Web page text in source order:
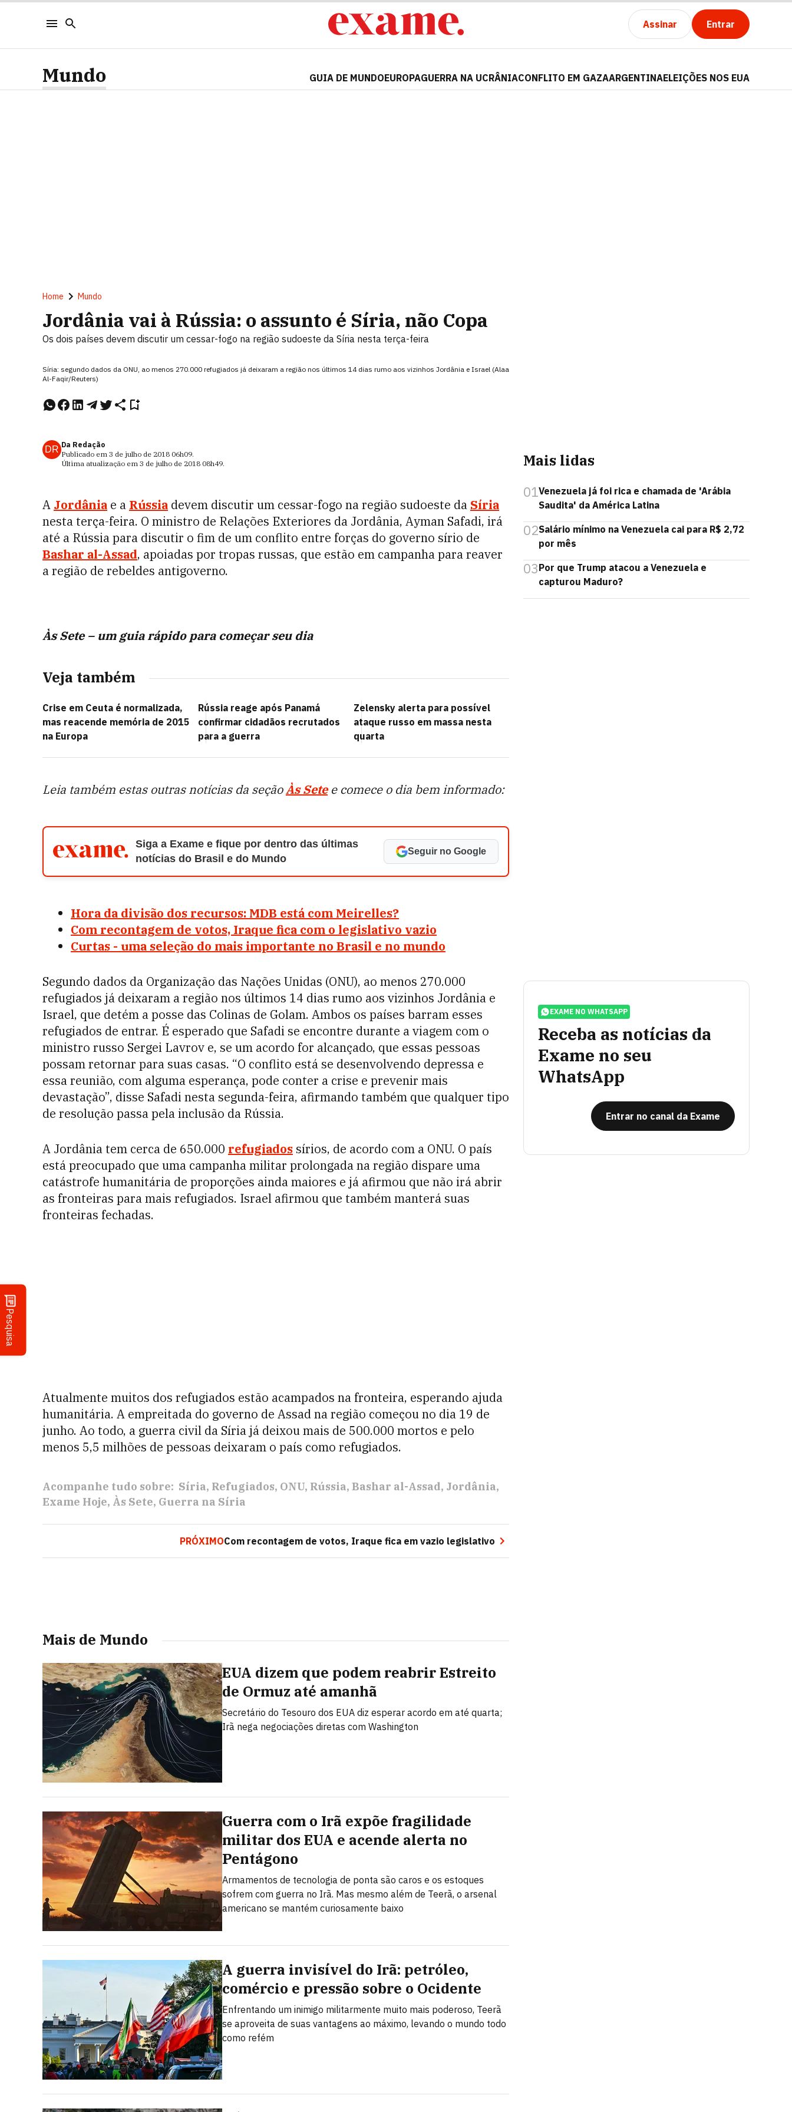
Assinar Entrar
Pesquisa
Mundo GUIA DE MUNDOEUROPAGUERRA NA UCRÂNIACONFLITO EM GAZAARGENTINAELEIÇÕES NOS EUA
Home Mundo
Jordânia vai à Rússia: o assunto é Síria, não Copa
Os dois países devem discutir um cessar-fogo na região sudoeste da Síria nesta terça-feira
Síria: segundo dados da ONU, ao menos 270.000 refugiados já deixaram a região nos últimos 14 dias rumo aos vizinhos Jordânia e Israel (Alaa
Al-Faqir/Reuters)
DR Da Redação
Publicado em 3 de julho de 2018 06h09.
Última atualização em 3 de julho de 2018 08h49.
A Jordânia e a Rússia devem discutir um cessar-fogo na região sudoeste da Síria
nesta terça-feira. O ministro de Relações Exteriores da Jordânia, Ayman Safadi, irá
até a Rússia para discutir o fim de um conflito entre forças do governo sírio de
Bashar al-Assad, apoiadas por tropas russas, que estão em campanha para reaver
a região de rebeldes antigoverno.
Às Sete – um guia rápido para começar seu dia
Veja também
Crise em Ceuta é normalizada,
mas reacende memória de 2015
na Europa
Rússia reage após Panamá
confirmar cidadãos recrutados
para a guerra
Zelensky alerta para possível
ataque russo em massa nesta
quarta
Leia também estas outras notícias da seçãoÀs Setee comece o dia bem informado:
Siga a Exame e fique por dentro das últimas
notícias do Brasil e do Mundo
Seguir no Google
Hora da divisão dos recursos: MDB está com Meirelles?
Com recontagem de votos, Iraque fica com o legislativo vazio
Curtas - uma seleção do mais importante no Brasil e no mundo
Segundo dados da Organização das Nações Unidas (ONU), ao menos 270.000
refugiados já deixaram a região nos últimos 14 dias rumo aos vizinhos Jordânia e
Israel, que detém a posse das Colinas de Golam. Ambos os países barram esses
refugiados de entrar. É esperado que Safadi se encontre durante a viagem com o
ministro russo Sergei Lavrov e, se um acordo for alcançado, que essas pessoas
possam retornar para suas casas. “O conflito está se desenvolvendo depressa e
essa reunião, com alguma esperança, pode conter a crise e prevenir mais
devastação”, disse Safadi nesta segunda-feira, afirmando também que qualquer tipo
de resolução passa pela inclusão da Rússia.
A Jordânia tem cerca de 650.000 refugiados sírios, de acordo com a ONU. O país
está preocupado que uma campanha militar prolongada na região dispare uma
catástrofe humanitária de proporções ainda maiores e já afirmou que não irá abrir
as fronteiras para mais refugiados. Israel afirmou que também manterá suas
fronteiras fechadas.
Atualmente muitos dos refugiados estão acampados na fronteira, esperando ajuda
humanitária. A empreitada do governo de Assad na região começou no dia 19 de
junho. Ao todo, a guerra civil da Síria já deixou mais de 500.000 mortos e pelo
menos 5,5 milhões de pessoas deixaram o país como refugiados.
Acompanhe tudo sobre: Síria Refugiados ONU Rússia Bashar al-Assad Jordânia
Exame Hoje Às Sete Guerra na Síria
PRÓXIMOCom recontagem de votos, Iraque fica em vazio legislativo
Mais de Mundo
EUA dizem que podem reabrir Estreito
de Ormuz até amanhã
Secretário do Tesouro dos EUA diz esperar acordo em até quarta;
Irã nega negociações diretas com Washington
Guerra com o Irã expõe fragilidade
militar dos EUA e acende alerta no
Pentágono
Armamentos de tecnologia de ponta são caros e os estoques
sofrem com guerra no Irã. Mas mesmo além de Teerã, o arsenal
americano se mantém curiosamente baixo
A guerra invisível do Irã: petróleo,
comércio e pressão sobre o Ocidente
Enfrentando um inimigo militarmente muito mais poderoso, Teerã
se aproveita de suas vantagens ao máximo, levando o mundo todo
como refém
Mais lidas
01Venezuela já foi rica e chamada de 'Arábia
Saudita' da América Latina
02Salário mínimo na Venezuela cai para R$ 2,72
por mês
03Por que Trump atacou a Venezuela e
capturou Maduro?
EXAME NO WHATSAPP
Receba as notícias da
Exame no seu
WhatsApp
Entrar no canal da Exame